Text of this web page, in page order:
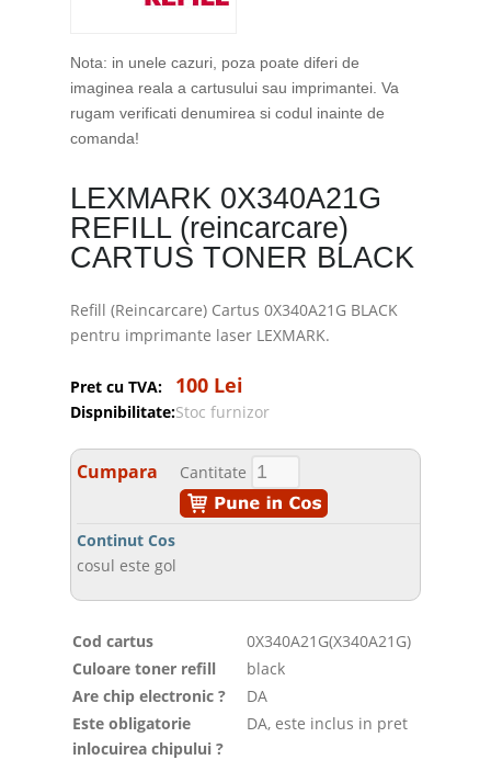
Nota: in unele cazuri, poza poate diferi de
imaginea reala a cartusului sau imprimantei. Va
rugam verificati denumirea si codul inainte de
comanda!
LEXMARK 0X340A21G
REFILL (reincarcare)
CARTUS TONER BLACK
Refill (Reincarcare) Cartus 0X340A21G BLACK
pentru imprimante laser LEXMARK.
Pret cu TVA: 100 Lei
Dispnibilitate:Stoc furnizor
Cumpara Cantitate
Continut Cos
cosul este gol
Cod cartus
0X340A21G(X340A21G)
Culoare toner refill
black
Are chip electronic ?
DA
Este obligatorie
inlocuirea chipului ?
DA, este inclus in pret